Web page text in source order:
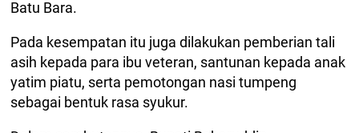
Batu Bara.
Pada kesempatan itu juga dilakukan pemberian tali
asih kepada para ibu veteran, santunan kepada anak
yatim piatu, serta pemotongan nasi tumpeng
sebagai bentuk rasa syukur.